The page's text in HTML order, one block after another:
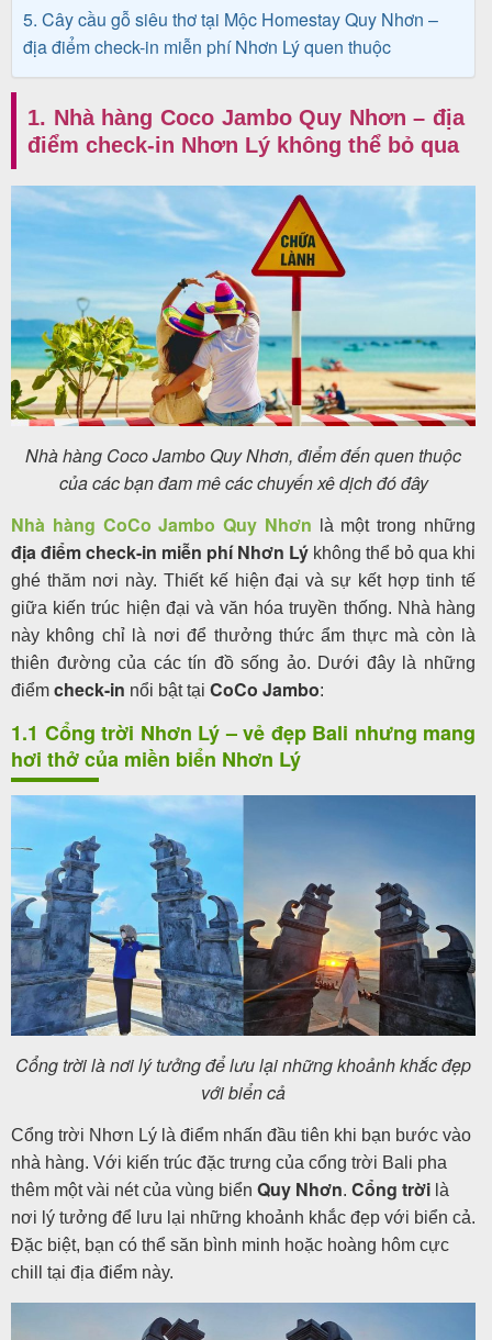
dụng
Liên
5. Cây cầu gỗ siêu thơ tại Mộc Homestay Quy Nhơn –
địa điểm check-in miễn phí Nhơn Lý quen thuộc
1. Nhà hàng Coco Jambo Quy Nhơn – địa
điểm check-in Nhơn Lý không thể bỏ qua
Nhà hàng Coco Jambo Quy Nhơn, điểm đến quen thuộc
của các bạn đam mê các chuyến xê dịch đó đây
Nhà hàng CoCo Jambo Quy Nhơn là một trong những
địa điểm check-in miễn phí Nhơn Lý không thể bỏ qua khi
ghé thăm nơi này. Thiết kế hiện đại và sự kết hợp tinh tế
giữa kiến trúc hiện đại và văn hóa truyền thống. Nhà hàng
này không chỉ là nơi để thưởng thức ẩm thực mà còn là
thiên đường của các tín đồ sống ảo. Dưới đây là những
điểm check-in nổi bật tại CoCo Jambo:
1.1 Cổng trời Nhơn Lý – vẻ đẹp Bali nhưng mang
hơi thở của miền biển Nhơn Lý
Cổng trời là nơi lý tưởng để lưu lại những khoảnh khắc đẹp
với biển cả
Cổng trời Nhơn Lý là điểm nhấn đầu tiên khi bạn bước vào
nhà hàng. Với kiến trúc đặc trưng của cổng trời Bali pha
thêm một vài nét của vùng biển Quy Nhơn. Cổng trời là
nơi lý tưởng để lưu lại những khoảnh khắc đẹp với biển cả.
Đặc biệt, bạn có thể săn bình minh hoặc hoàng hôm cực
chill tại địa điểm này.